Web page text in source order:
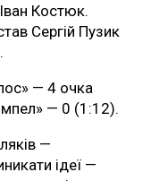
Костюк.
Сергій Пузик
— 4 очка
— 0 (1:12).
—
ідеї —